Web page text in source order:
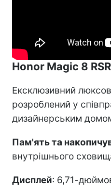
Honor Magic 8
Ексклюзивний
розроблений у
дизайнерським
Пам'ять та
внутрішнього
Дисплей: 6,71-